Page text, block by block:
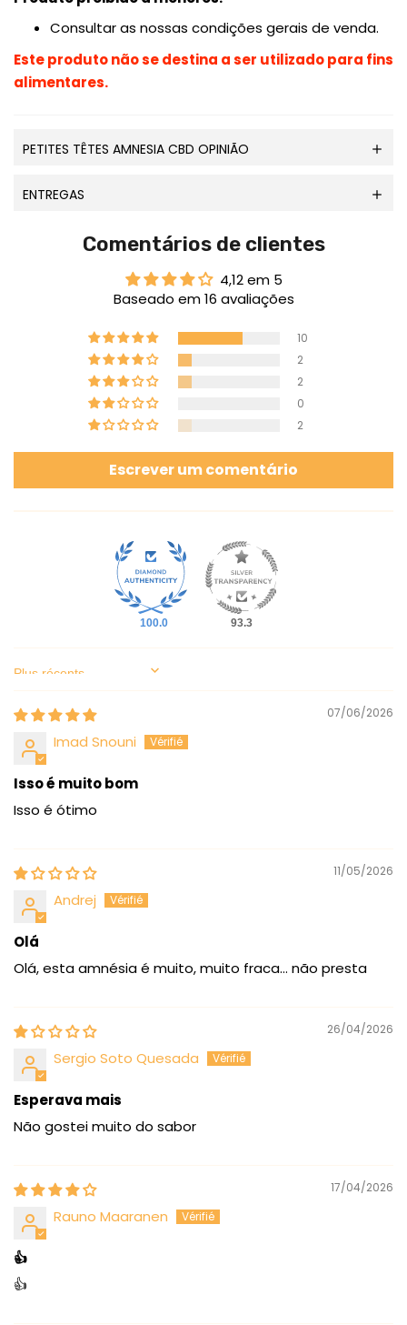
Consultar as nossas condições gerais de venda.
Este produto não se destina a ser utilizado para fins
alimentares.
PETITES TÊTES AMNESIA CBD OPINIÃO
ENTREGAS
Comentários de clientes
4,12 em 5
Baseado em 16 avaliações
10
2
2
0
2
Escrever um comentário
100.0 93.3
Sort by
07/06/2026
Imad Snouni
Isso é muito bom
Isso é ótimo
11/05/2026
Andrej
Olá
Olá, esta amnésia é muito, muito fraca… não presta
26/04/2026
Sergio Soto Quesada
Esperava mais
Não gostei muito do sabor
17/04/2026
Rauno Maaranen
👍
👍